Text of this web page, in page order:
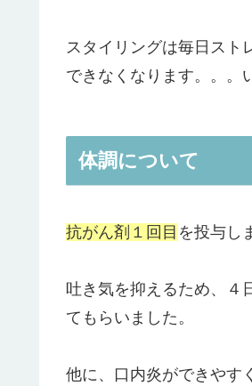
スタイリングは毎日スト
できなくなります。。。
体調について
抗がん剤１回目 を投与し
吐き気を抑えるため、４
てもらいました。
他に、口内炎ができやす